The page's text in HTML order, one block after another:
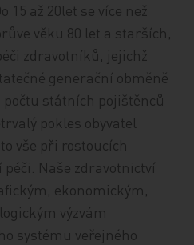
15 až 20let se více než
věku 80 let a starších,
zdravotníků, jejichž
generační obměně
státních pojištěnců
pokles obyvatel
vše při rostoucích
Naše zdravotnictví
ekonomickým,
výzvám
systému veřejného